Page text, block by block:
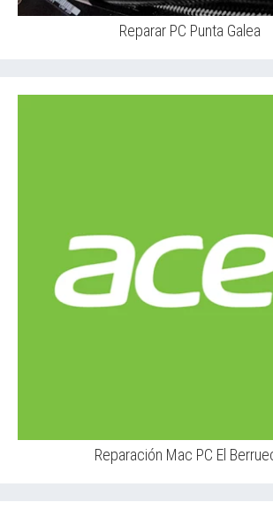
Reparar PC Punta Galea
Reparación Mac PC El